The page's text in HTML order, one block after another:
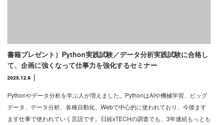
書籍プレゼント）Python実践試験／データ分析実践試験に合格し
て、企画に強くなって仕事力を強化するセミナー
2025.12.9
Pythonやデータ分析を学ぶ人が増えました。PythonはAIや機械学習、ビッグ
データ、データ分析、各種自動化、Webで中心的に使われており、今後ます
ます仕事で使われていく言語です。日経xTECHの調査でも、3年連続もっとも